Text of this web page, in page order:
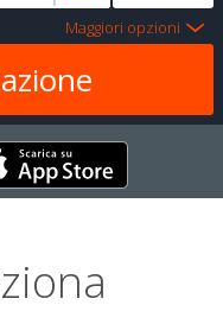
Maggiori opzioni